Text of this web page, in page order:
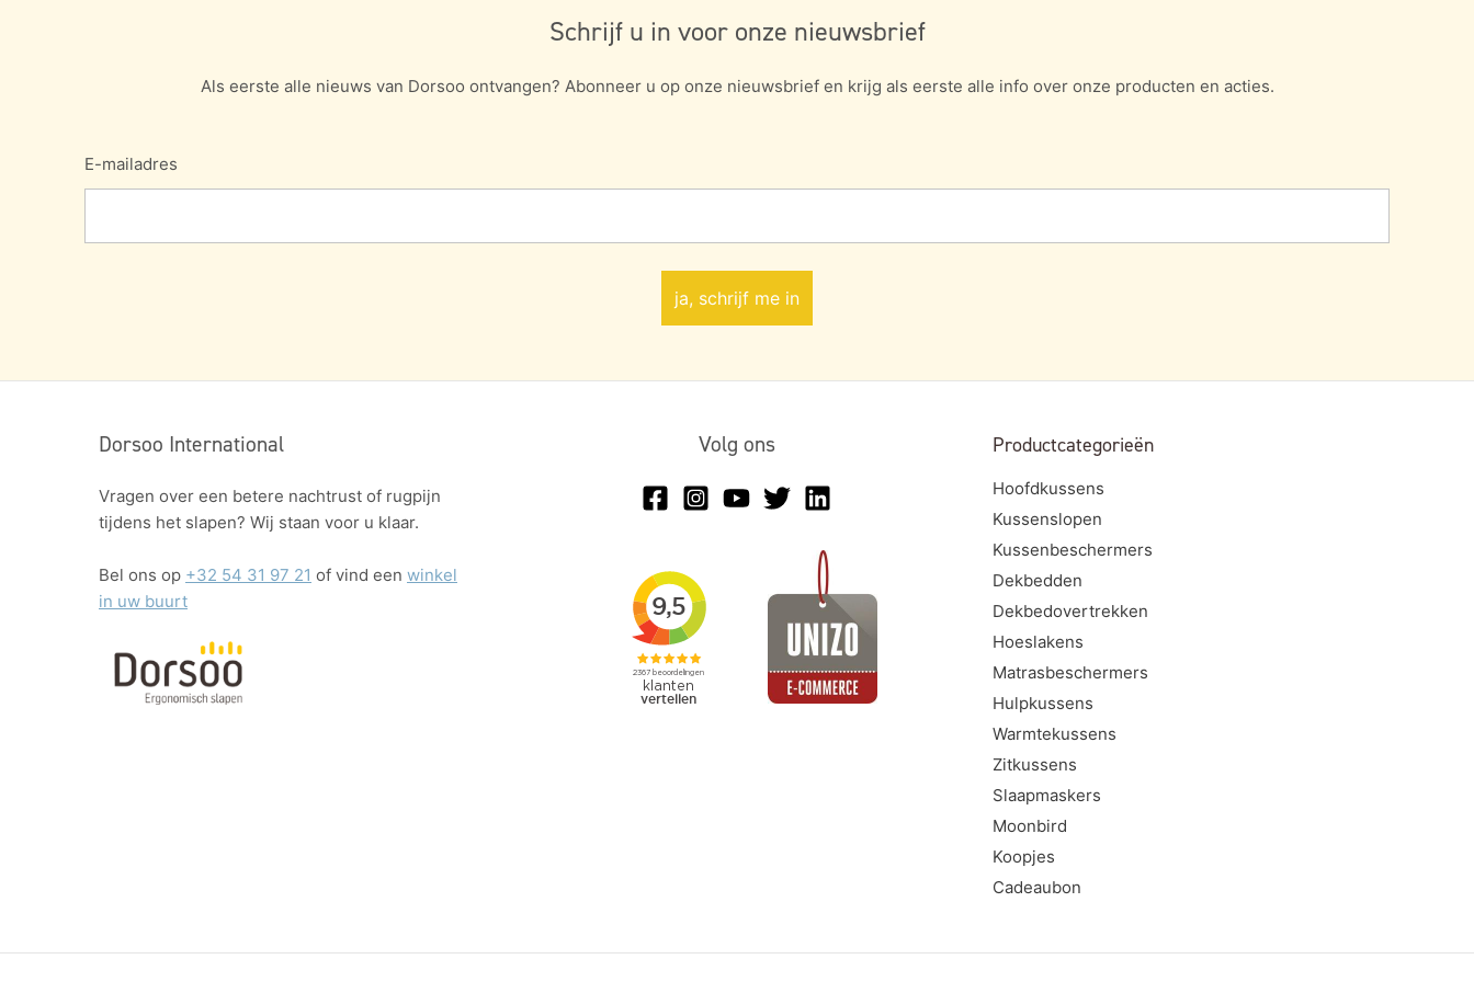
Schrijf u in voor onze nieuwsbrief
Als eerste alle nieuws van Dorsoo ontvangen? Abonneer u op onze nieuwsbrief en krijg als eerste alle info over onze producten en acties.
E-mailadres
Dorsoo International
Vragen over een betere nachtrust of rugpijn
tijdens het slapen? Wij staan voor u klaar.
Bel ons op +32 54 31 97 21 of vind een winkel
in uw buurt
Volg ons Productcategorieën
Hoofdkussens
Kussenslopen
Kussenbeschermers
Dekbedden
Dekbedovertrekken
Hoeslakens
Matrasbeschermers
Hulpkussens
Warmtekussens
Zitkussens
Slaapmaskers
Moonbird
Koopjes
Cadeaubon